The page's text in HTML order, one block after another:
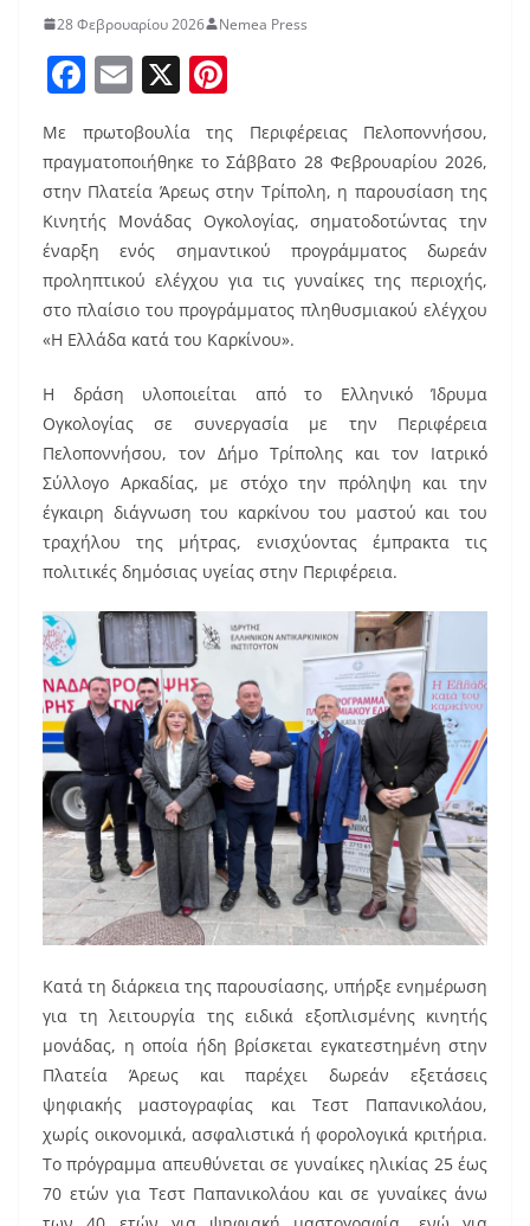
28 Φεβρουαρίου 2026 Nemea Press
F
c
e
b
o
o
k
E
m
ai
l
X
er
e
st
Με πρωτοβουλία της Περιφέρειας Πελοποννήσου,
πραγματοποιήθηκε το Σάββατο 28 Φεβρουαρίου 2026,
στην Πλατεία Άρεως στην Τρίπολη, η παρουσίαση της
Κινητής Μονάδας Ογκολογίας, σηματοδοτώντας την
έναρξη ενός σημαντικού προγράμματος δωρεάν
προληπτικού ελέγχου για τις γυναίκες της περιοχής,
στο πλαίσιο του προγράμματος πληθυσμιακού ελέγχου
«Η Ελλάδα κατά του Καρκίνου».
Η δράση υλοποιείται από το Ελληνικό Ίδρυμα
Ογκολογίας σε συνεργασία με την Περιφέρεια
Πελοποννήσου, τον Δήμο Τρίπολης και τον Ιατρικό
Σύλλογο Αρκαδίας, με στόχο την πρόληψη και την
έγκαιρη διάγνωση του καρκίνου του μαστού και του
τραχήλου της μήτρας, ενισχύοντας έμπρακτα τις
πολιτικές δημόσιας υγείας στην Περιφέρεια.
Κατά τη διάρκεια της παρουσίασης, υπήρξε ενημέρωση
για τη λειτουργία της ειδικά εξοπλισμένης κινητής
μονάδας, η οποία ήδη βρίσκεται εγκατεστημένη στην
Πλατεία Άρεως και παρέχει δωρεάν εξετάσεις
ψηφιακής μαστογραφίας και Τεστ Παπανικολάου,
χωρίς οικονομικά, ασφαλιστικά ή φορολογικά κριτήρια.
Το πρόγραμμα απευθύνεται σε γυναίκες ηλικίας 25 έως
70 ετών για Τεστ Παπανικολάου και σε γυναίκες άνω